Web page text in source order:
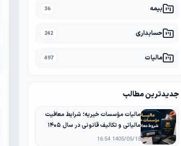
بیمه 36
حسابداری 242
مالیات 497
جدیدترین مطالب
مالیات مؤسسات خیریه؛ شرایط معافیت
مالیاتی و تکالیف قانونی در سال ۱۴۰۵
1405/05/15 16:54